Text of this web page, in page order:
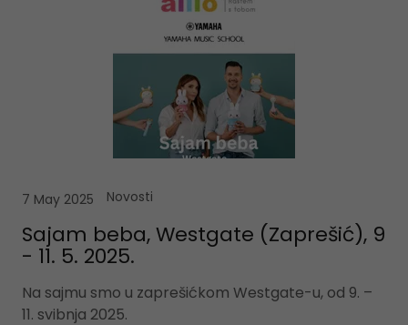
7 May 2025 Novosti
Sajam beba, Westgate (Zaprešić), 9
- 11. 5. 2025.
Na sajmu smo u zaprešićkom Westgate-u, od 9. –
11. svibnja 2025.